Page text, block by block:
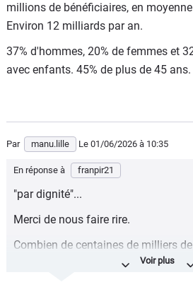
millions de bénéficiaires, en
Environ 12 milliards par an.
37% d'hommes, 20% de femmes et
avec enfants. 45% de plus de 45 ans.
Par manu.lille Le 01/06/2026 à 10:35
En réponse à franpir21
"par dignité"...
Merci de nous faire rire.
Combien de centaines de milliers
alors qu'ils n'y ont pas droit (travail